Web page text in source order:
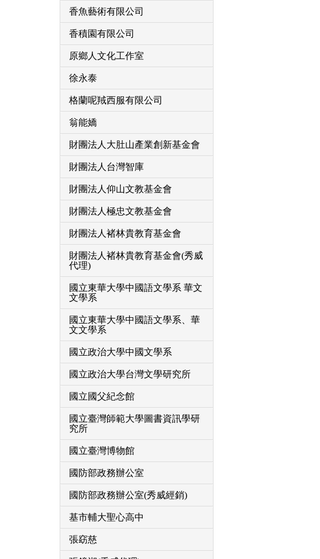
香魚藝術有限公司
香積園有限公司
原鄉人文化工作室
徐永泰
格蘭呢羢西服有限公司
翁能嬌
財團法人大肚山產業創新基金會
財團法人台灣智庫
財團法人仰山文教基金會
財團法人極忠文教基金會
財團法人褚林貴教育基金會
財團法人褚林貴教育基金會(秀威
代理)
國立東華大學中國語文學系 華文
文學系
國立東華大學中國語文學系、華
文文學系
國立政治大學中國文學系
國立政治大學台灣文學研究所
國立國父紀念館
國立臺灣師範大學圖書資訊學研
究所
國立臺灣博物館
國防部政務辦公室
國防部政務辦公室(秀威經銷)
基市輔大聖心高中
張窈慈